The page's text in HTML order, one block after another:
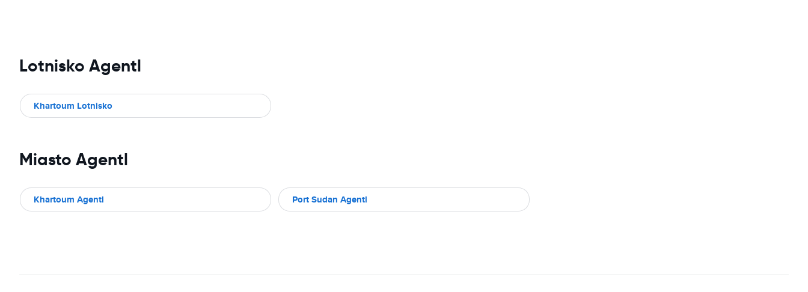
Lotnisko Agentl
Khartoum Lotnisko
Miasto Agentl
Khartoum Agentl Port Sudan Agentl